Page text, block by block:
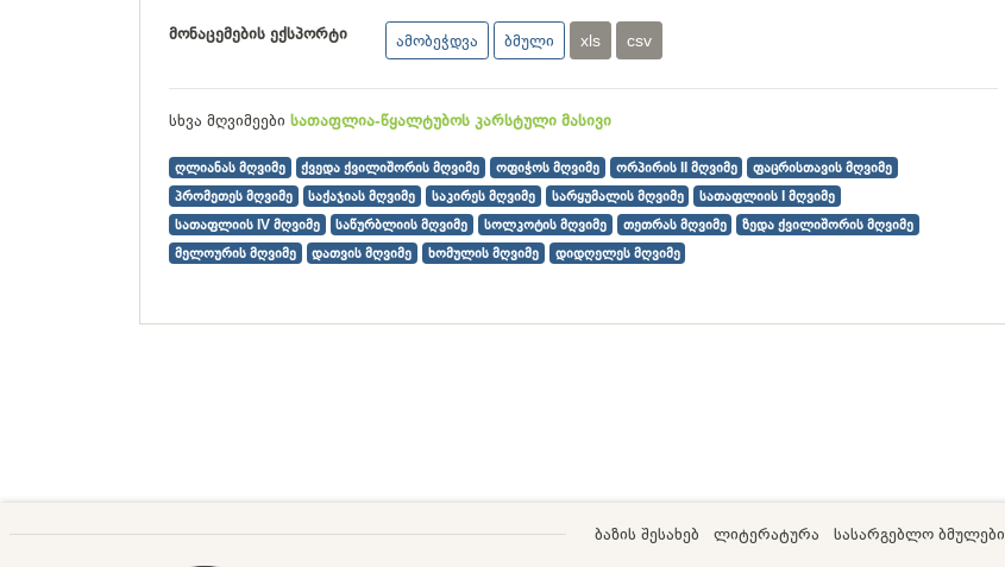
მონაცემების ექსპორტი ამობეჭდვა ბმული xls csv
სხვა მღვიმეები სათაფლია-წყალტუბოს კარსტული მასივი
ღლიანას მღვიმე ქვედა ქვილიშორის მღვიმე ოფიჭოს მღვიმე ორპირის II მღვიმე
ფაცრისთავის მღვიმე
პრომეთეს მღვიმე
საქაჯიას მღვიმე საკირეს მღვიმე სარყუმალის მღვიმე
სათაფლიის I მღვიმე
სათაფლიის IV მღვიმე
საწურბლიის მღვიმე სოლკოტის მღვიმე თეთრას მღვიმე
ზედა ქვილიშორის მღვიმე
მელოურის მღვიმე
დათვის მღვიმე ხომულის მღვიმე დიდღელეს მღვიმე
ბაზის შესახებ ლიტერატურა სასარგებლო ბმულები